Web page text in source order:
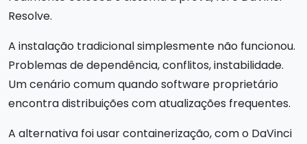
Resolve.
A instalação tradicional simplesmente não funcionou.
Problemas de dependência, conflitos, instabilidade.
Um cenário comum quando software proprietário
encontra distribuições com atualizações frequentes.
A alternativa foi usar containerização, com o DaVinci